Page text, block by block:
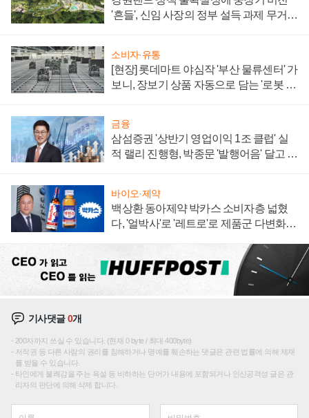
'흔들', 신임 사장의 정부 설득 과제 무거워
소비자·유통
[현장] 롯데마트 야심작 '부산 물류센터' 가
보니, 장보기 상품 자동으로 담는 '로봇 40
금융
삼섬증권 '상반기 영업이익 1조 클럽' 실
적 랠리 진행형, 박종문 '발행어음' 달고 연
바이오·제약
백상환 동아제약 박카스 소비자층 넓혔
다, '얼박사'로 '레트로'로 제품군 다변화
기사댓글0개
200자까지 쓰실 수 있습니다. (현재 0 byte / 최대 400byte)
저작권 등 다른 사람의 권리를 침해하거나 명예를 훼손하는 댓글은 관련 법률에 의해 제재
를 받을 수 있습니다.
타인에게 불쾌감을 주는 욕설 등 비하하는 단어가 내용에 포함되거나 인신공격성 글은 관
리자의 판단에 의해 삭제 합니다.